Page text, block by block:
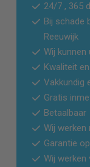
24/7 , 365
Bij schade
Reeuwijk
Wij kunnen
Kwaliteit
Vakkundig
Gratis
Betaalbaar
Wij werken
Garantie
Wij werken